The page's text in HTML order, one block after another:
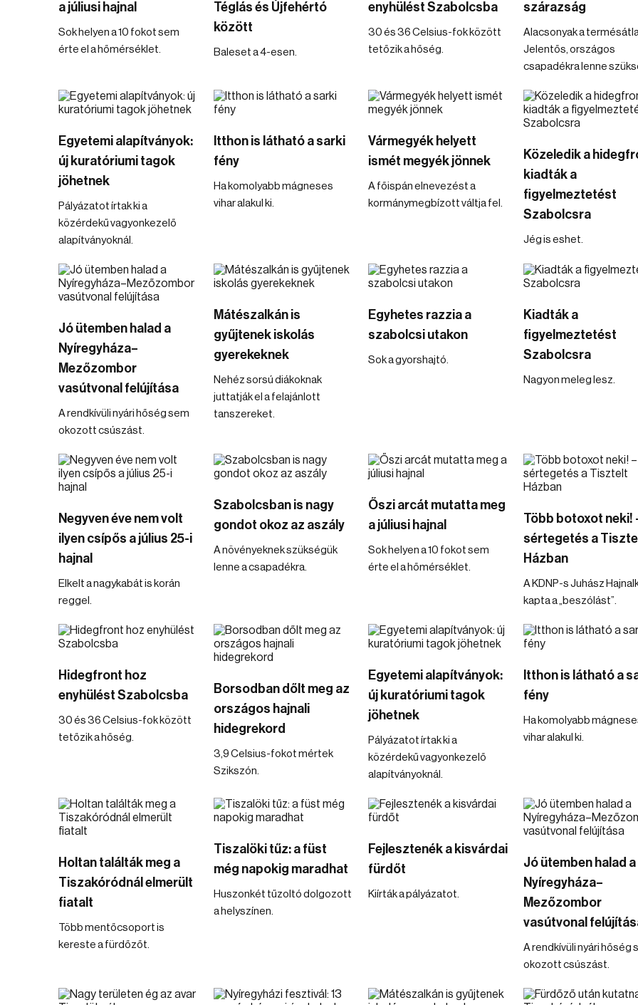
a júliusi hajnal
Sok helyen a 10 fokot sem
érte el a hőmérséklet.
Téglás és Újfehértó
között
Baleset a 4-esen.
enyhülést Szabolcsba
30 és 36 Celsius-fok között
tetőzik a hőség.
szárazság
Alacsonyak a
Jelentős, országos
csapadékra lenne
Egyetemi alapítványok:
új kuratóriumi tagok
jöhetnek
Pályázatot írtak ki a
közérdekű vagyonkezelő
alapítványoknál.
Itthon is látható a sarki
fény
Ha komolyabb mágneses
vihar alakul ki.
Vármegyék helyett
ismét megyék jönnek
A főispán elnevezést a
kormánymegbízott váltja fel.
Közeledik a
kiadták a
figyelmeztetést
Szabolcsra
Jég is eshet.
Jó ütemben halad a
Nyíregyháza–
Mezőzombor
vasútvonal felújítása
A rendkívüli nyári hőség sem
okozott csúszást.
Mátészalkán is
gyűjtenek iskolás
gyerekeknek
Nehéz sorsú diákoknak
juttatják el a felajánlott
tanszereket.
Egyhetes razzia a
szabolcsi utakon
Sok a gyorshajtó.
Kiadták a
figyelmeztetést
Szabolcsra
Nagyon meleg lesz.
Negyven éve nem volt
ilyen csípős a július 25-i
hajnal
Elkelt a nagykabát is korán
reggel.
Szabolcsban is nagy
gondot okoz az aszály
A növényeknek szükségük
lenne a csapadékra.
Őszi arcát mutatta meg
a júliusi hajnal
Sok helyen a 10 fokot sem
érte el a hőmérséklet.
Több botoxot neki!
sértegetés a
Házban
A KDNP-s Juhász
kapta a „beszólást”.
Hidegfront hoz
enyhülést Szabolcsba
30 és 36 Celsius-fok között
tetőzik a hőség.
Borsodban dőlt meg az
országos hajnali
hidegrekord
3,9 Celsius-fokot mértek
Szikszón.
Egyetemi alapítványok:
új kuratóriumi tagok
jöhetnek
Pályázatot írtak ki a
közérdekű vagyonkezelő
alapítványoknál.
Itthon is látható a
fény
Ha komolyabb
vihar alakul ki.
Holtan találták meg a
Tiszakóródnál elmerült
fiatalt
Több mentőcsoport is
kereste a fürdőzőt.
Tiszalöki tűz: a füst
még napokig maradhat
Huszonkét tűzoltó dolgozott
a helyszínen.
Fejlesztenék a kisvárdai
fürdőt
Kiírták a pályázatot.
Jó ütemben halad a
Nyíregyháza–
Mezőzombor
vasútvonal
A rendkívüli nyári hőség
okozott csúszást.